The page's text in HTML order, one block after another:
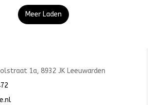
Meer Laden
1a, 8932 JK Leeuwarden